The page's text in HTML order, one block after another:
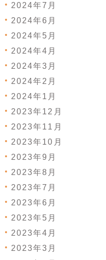
2024年7月
2024年6月
2024年5月
2024年4月
2024年3月
2024年2月
2024年1月
2023年12月
2023年11月
2023年10月
2023年9月
2023年8月
2023年7月
2023年6月
2023年5月
2023年4月
2023年3月